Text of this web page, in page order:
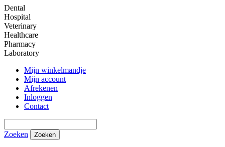
Dental
Hospital
Veterinary
Healthcare
Pharmacy
Laboratory
Mijn winkelmandje
Mijn account
Afrekenen
Inloggen
Contact
Zoeken Zoeken